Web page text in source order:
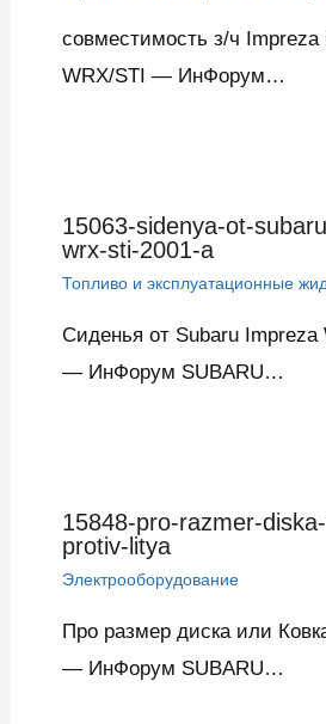
совместимость з/ч Impreza
WRX/STI — ИнФорум…
15063-sidenya-ot-
wrx-sti-2001-a
Топливо и эксплуатационные
Сиденья от Subaru Impreza
— ИнФорум SUBARU…
15848-pro-razmer-
protiv-litya
Электрооборудование
Про размер диска или
— ИнФорум SUBARU…